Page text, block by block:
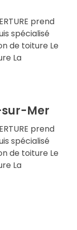
prend
spécialisé
de toiture Le
La
Mer
prend
spécialisé
de toiture Le
La